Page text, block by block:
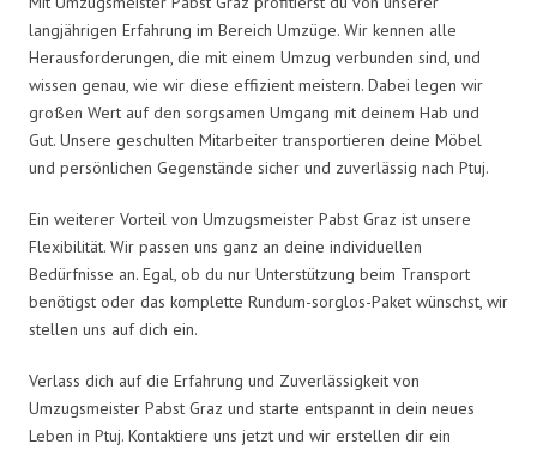
langjährigen Erfahrung im Bereich Umzüge. Wir kennen alle
Herausforderungen, die mit einem Umzug verbunden sind, und
wissen genau, wie wir diese effizient meistern. Dabei legen wir
großen Wert auf den sorgsamen Umgang mit deinem Hab und
Gut. Unsere geschulten Mitarbeiter transportieren deine Möbel
und persönlichen Gegenstände sicher und zuverlässig nach Ptuj.
Ein weiterer Vorteil von Umzugsmeister Pabst Graz ist unsere
Flexibilität. Wir passen uns ganz an deine individuellen
Bedürfnisse an. Egal, ob du nur Unterstützung beim Transport
benötigst oder das komplette Rundum-sorglos-Paket wünschst, wir
stellen uns auf dich ein.
Verlass dich auf die Erfahrung und Zuverlässigkeit von
Umzugsmeister Pabst Graz und starte entspannt in dein neues
Leben in Ptuj. Kontaktiere uns jetzt und wir erstellen dir ein